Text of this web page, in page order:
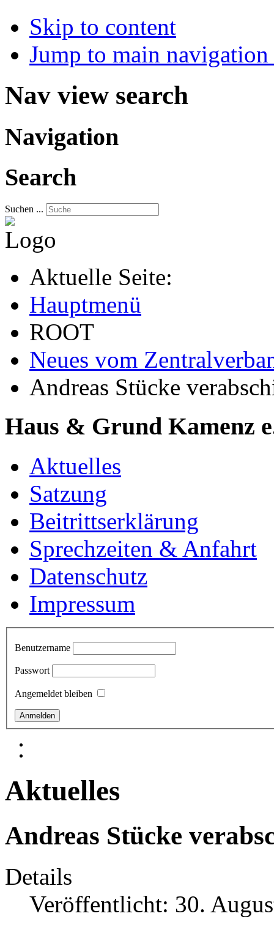
Skip to content
Jump to main
Nav view search
Navigation
Search
Suchen ...
Aktuelle Seite:
Hauptmenü
ROOT
Neues vom
Andreas Stücke
Haus & Grund Kamenz
Aktuelles
Satzung
Beitrittserklärung
Sprechzeiten & Anfahrt
Datenschutz
Impressum
Benutzername
Passwort
Angemeldet bleiben
Aktuelles
Andreas Stücke
Details
Veröffentlicht: 30.